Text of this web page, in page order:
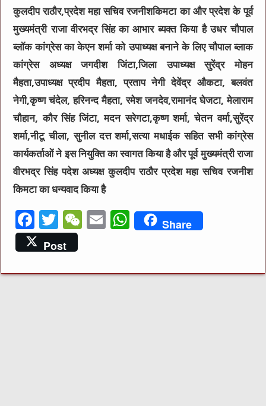
कुलदीप राठौर,प्रदेश महा सचिव रजनीशकिमटा का और प्रदेश के पूर्व
मुख्यमंत्री राजा वीरभद्र सिंह का आभार ब्यक्त किया है उधर चौपाल
ब्लॉक कांग्रेस का केएन शर्मा को उपाध्यक्ष बनाने के लिए चौपाल ब्लाक
कांग्रेस अध्यक्षजगदीश जिंटा,जिला उपाध्यक्ष सुरेंद्र मोहन
मैहता,उपाध्यक्ष प्रदीप मैहता, प्रताप नेगी देवेंद्र औकटा, बलवंत
नेगी,कृष्ण चंदेल, हरिनन्द मैहता, रमेश जनदेव,रामानंद घेजटा, मेलाराम
चौहान, कौर सिंह जिंटा, मदन सरेगटा,कृष्ण शर्मा, चेतन वर्मा,सुरेंद्र
शर्मा,नीटू चीला, सुनील दत्त शर्मा,सत्या मधाईक सहित सभी कांग्रेस
कार्यकर्ताओं ने इस नियुक्ति का स्वागत किया है और पूर्व मुख्यमंत्री राजा
वीरभद्र सिंह पदेश अध्यक्ष कुलदीप राठौर प्रदेश महा सचिव रजनीश
किमटा का धन्यवाद किया है
F
a
c
e
T
w
it
te
W
h
E
l
W
s
Share
Post